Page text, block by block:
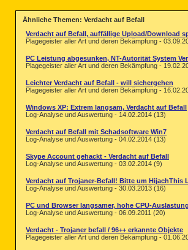
Ähnliche Themen: Verdacht auf Befall
Verdacht auf Befall, auffällige Upload/Download
Plagegeister aller Art und deren Bekämpfung -
PC Leistung abgesunken, NT-Autorität System
Plagegeister aller Art und deren Bekämpfung -
Leichter Verdacht auf Befall - will sichergehen
Plagegeister aller Art und deren Bekämpfung -
Windows XP: Extrem langsam, Verdacht auf Befall
Log-Analyse und Auswertung - 14.02.2014 (13)
Verdacht auf Befall mit Schadsoftware Win7
Log-Analyse und Auswertung - 04.02.2014 (13)
Skype Account gehackt - Verdacht auf Befall
Log-Analyse und Auswertung - 03.02.2014 (9)
Verdacht auf Trojaner-Befall! Bitte um HijachThis
Log-Analyse und Auswertung - 30.03.2013 (16)
PC und Browser langsamer, hohe CPU-
Log-Analyse und Auswertung - 06.09.2011 (20)
Verdacht - Trojaner befall / 96++ erkannte Objekte
Plagegeister aller Art und deren Bekämpfung -